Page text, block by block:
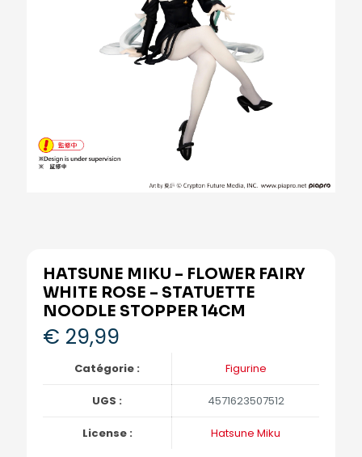
HATSUNE MIKU – FLOWER FAIRY
WHITE ROSE – STATUETTE
NOODLE STOPPER 14CM
€ 29,99
Catégorie : Figurine
UGS : 4571623507512
License : Hatsune Miku